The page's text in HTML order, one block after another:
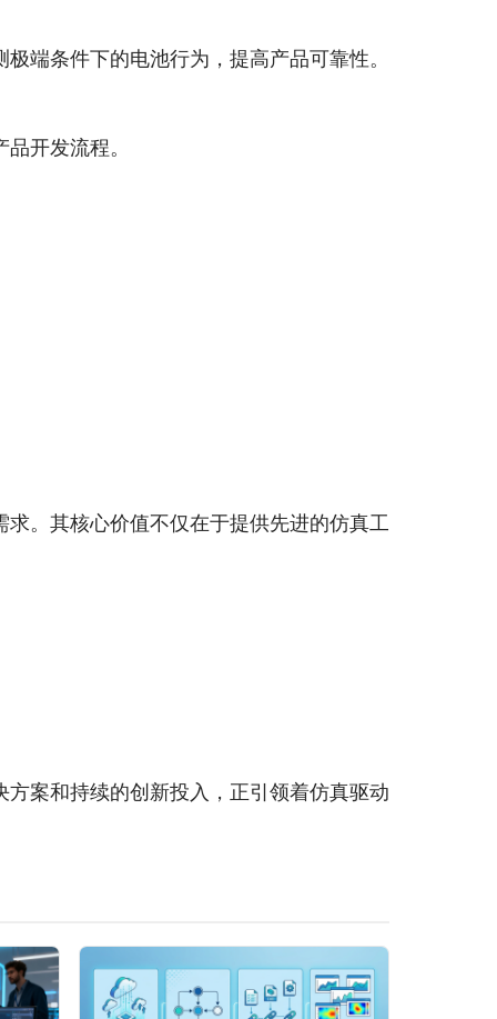
端条件下的电池行为，提高产品可靠性。
开发流程。
。其核心价值不仅在于提供先进的仿真工
案和持续的创新投入，正引领着仿真驱动